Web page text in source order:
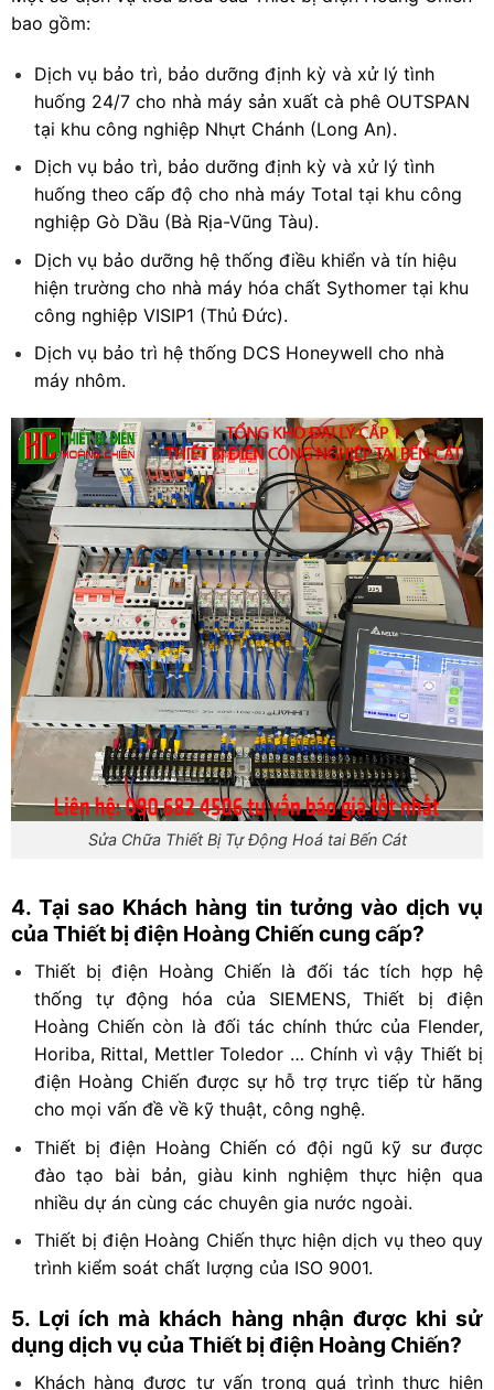
bao gồm:
Dịch vụ bảo trì, bảo dưỡng định kỳ và xử lý tình
huống 24/7 cho nhà máy sản xuất cà phê OUTSPAN
tại khu công nghiệp Nhựt Chánh (Long An).
Dịch vụ bảo trì, bảo dưỡng định kỳ và xử lý tình
huống theo cấp độ cho nhà máy Total tại khu công
nghiệp Gò Dầu (Bà Rịa-Vũng Tàu).
Dịch vụ bảo dưỡng hệ thống điều khiển và tín hiệu
hiện trường cho nhà máy hóa chất Sythomer tại khu
công nghiệp VISIP1 (Thủ Đức).
Dịch vụ bảo trì hệ thống DCS Honeywell cho nhà
máy nhôm.
Sửa Chữa Thiết Bị Tự Động Hoá tai Bến Cát
4. Tại sao Khách hàng tin tưởng vào dịch vụ
của Thiết bị điện Hoàng Chiến cung cấp?
Thiết bị điện Hoàng Chiến là đối tác tích hợp hệ
thống tự động hóa của SIEMENS, Thiết bị điện
Hoàng Chiến còn là đối tác chính thức của Flender,
Horiba, Rittal, Mettler Toledor … Chính vì vậy Thiết bị
điện Hoàng Chiến được sự hỗ trợ trực tiếp từ hãng
cho mọi vấn đề về kỹ thuật, công nghệ.
Thiết bị điện Hoàng Chiến có đội ngũ kỹ sư được
đào tạo bài bản, giàu kinh nghiệm thực hiện qua
nhiều dự án cùng các chuyên gia nước ngoài.
Thiết bị điện Hoàng Chiến thực hiện dịch vụ theo quy
trình kiểm soát chất lượng của ISO 9001.
5. Lợi ích mà khách hàng nhận được khi sử
dụng dịch vụ của Thiết bị điện Hoàng Chiến?
Khách hàng được tư vấn trong quá trình thực hiện